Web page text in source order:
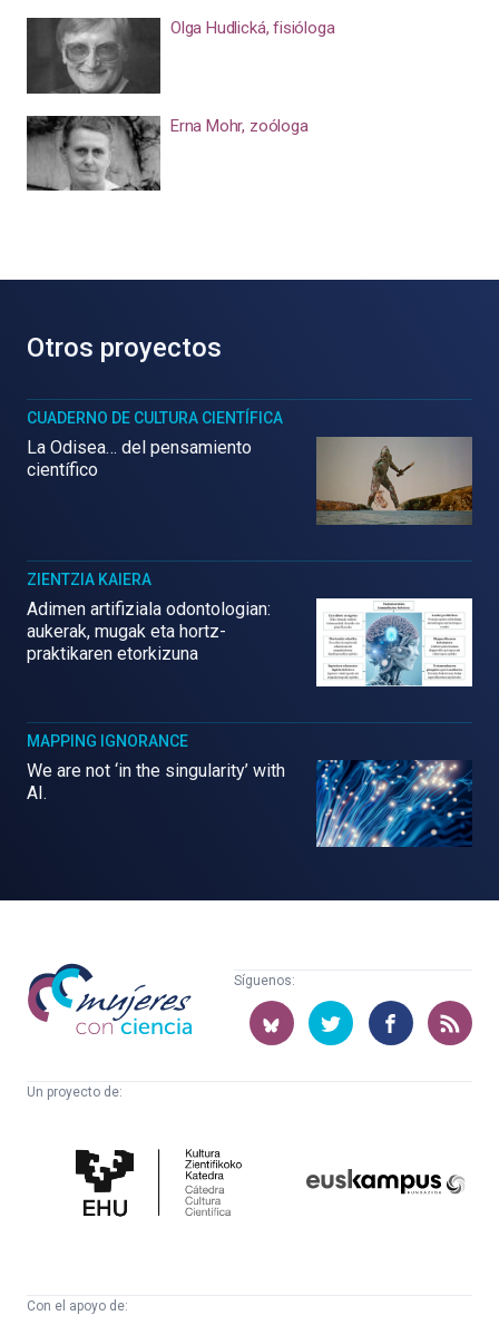
Olga Hudlická, fisióloga
Erna Mohr, zoóloga
Otros proyectos
CUADERNO DE CULTURA CIENTÍFICA
La Odisea… del pensamiento
científico
ZIENTZIA KAIERA
Adimen artifiziala odontologian:
aukerak, mugak eta hortz-
praktikaren etorkizuna
MAPPING IGNORANCE
We are not ‘in the singularity’ with
AI.
Mujeres
con
ciencia
Síguenos:
Un proyecto de:
Cultura
Científica
Con el apoyo de: